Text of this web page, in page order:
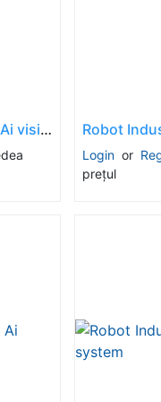
Robot Industries 25Mp 3D Ai vision system
Loginor
prețul